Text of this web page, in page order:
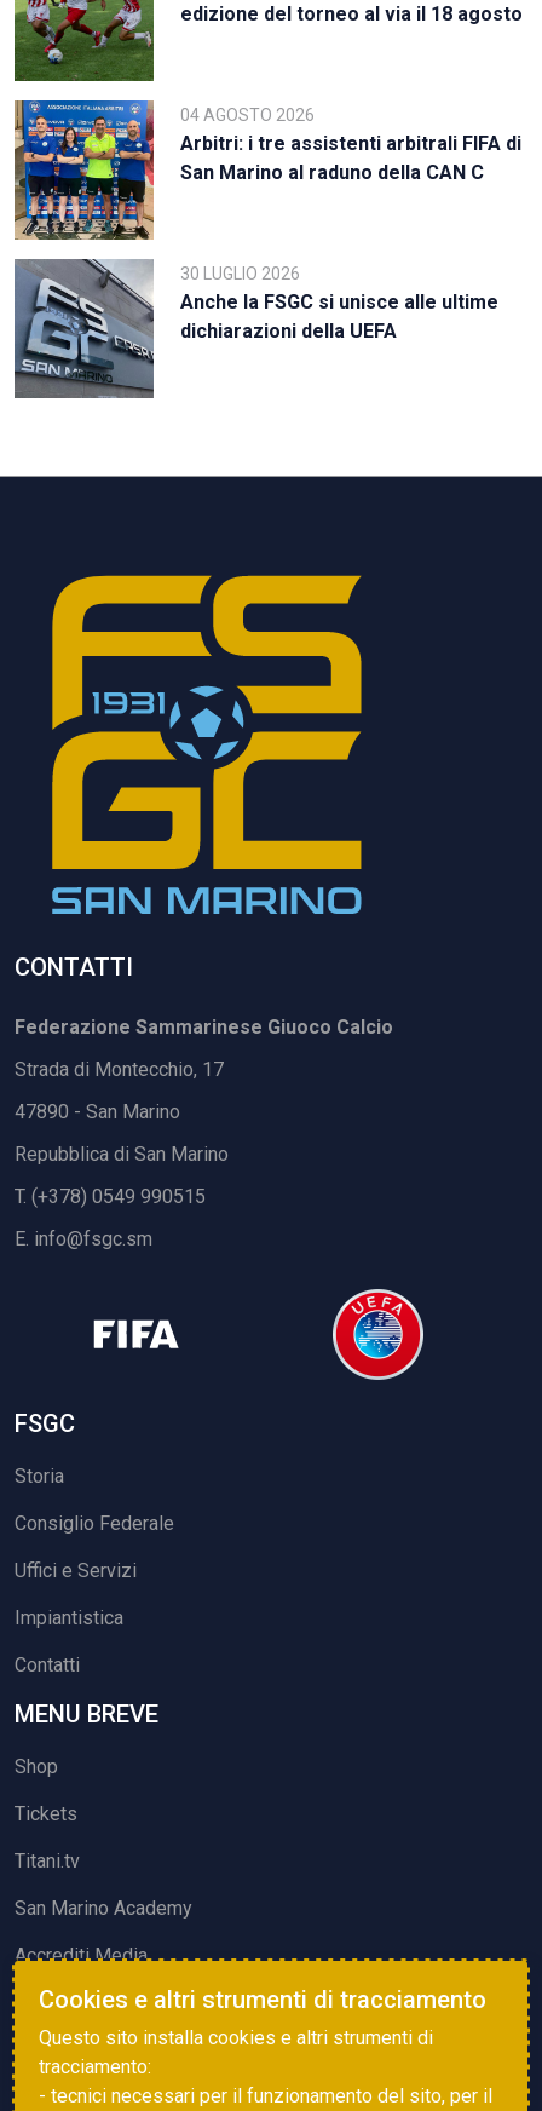
edizione del torneo al via il 18 agosto
04 AGOSTO 2026
Arbitri: i tre assistenti arbitrali FIFA di
San Marino al raduno della CAN C
30 LUGLIO 2026
Anche la FSGC si unisce alle ultime
dichiarazioni della UEFA
CONTATTI
Federazione Sammarinese Giuoco Calcio
Strada di Montecchio, 17
47890 - San Marino
Repubblica di San Marino
T. (+378) 0549 990515
E. info@fsgc.sm
FSGC
Storia
Consiglio Federale
Uffici e Servizi
Impiantistica
Contatti
MENU BREVE
Shop
Tickets
Titani.tv
San Marino Academy
Accrediti Media
ATTIVITÀ ED EVENTI
Squadre di Calcio
Associazione Sammarinese Arbitri
Cookies e altri strumenti di tracciamento
Questo sito installa cookies e altri strumenti di
tracciamento:
- tecnici necessari per il funzionamento del sito, per il